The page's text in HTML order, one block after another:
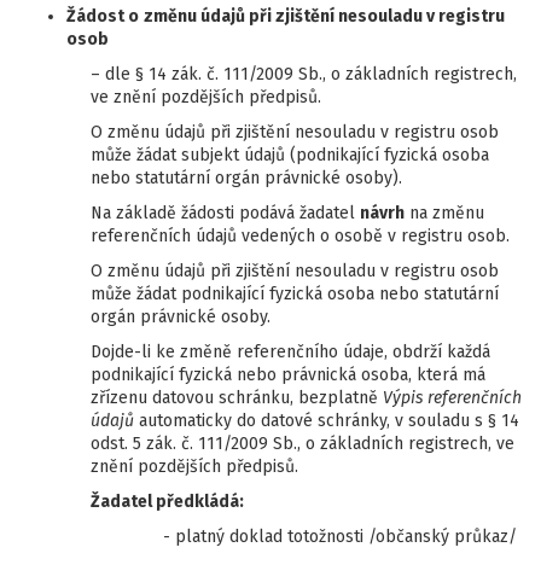
Žádost o změnu údajů při zjištění nesouladu v registru
osob
– dle § 14 zák. č. 111/2009 Sb., o základních registrech,
ve znění pozdějších předpisů.
O změnu údajů při zjištění nesouladu v registru osob
může žádat subjekt údajů (podnikající fyzická osoba
nebo statutární orgán právnické osoby).
Na základě žádosti podává žadatel návrh na změnu
referenčních údajů vedených o osobě v registru osob.
O změnu údajů při zjištění nesouladu v registru osob
může žádat podnikající fyzická osoba nebo statutární
orgán právnické osoby.
Dojde-li ke změně referenčního údaje, obdrží každá
podnikající fyzická nebo právnická osoba, která má
zřízenu datovou schránku, bezplatně Výpis referenčních
údajů automaticky do datové schránky, v souladu s § 14
odst. 5 zák. č. 111/2009 Sb., o základních registrech, ve
znění pozdějších předpisů.
Žadatel předkládá:
- platný doklad totožnosti /občanský průkaz/